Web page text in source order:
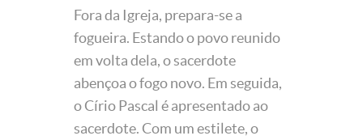
Fora da Igreja, prepara-se a
fogueira. Estando o povo reunido
em volta dela, o sacerdote
abençoa o fogo novo. Em seguida,
o Círio Pascal é apresentado ao
sacerdote. Com um estilete, o